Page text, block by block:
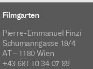
Filmgarten
Pierre-Emmanuel Finzi
Schumanngasse 19/4
AT – 1180 Wien
+43 681 10 34 07 89